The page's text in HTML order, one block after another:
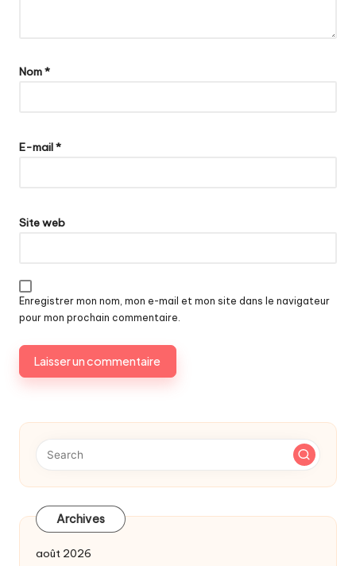
Nom*
E-mail*
Site web
Enregistrer mon nom, mon e-mail et mon site dans le navigateur
pour mon prochain commentaire.
Archives
août 2026